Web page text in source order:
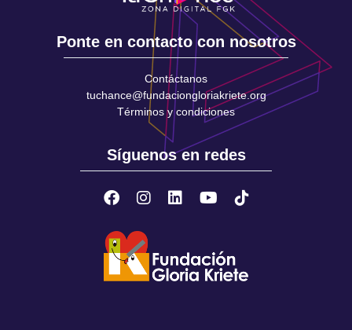
Ponte en contacto con nosotros
Contáctanos
tuchance@fundaciongloriakriete.org
Términos y condiciones
Síguenos en redes